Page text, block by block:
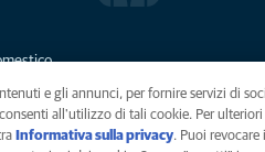
e gli annunci, per fornire servizi di
all'utilizzo di tali cookie. Per
tab)
Informativa sulla privacy(opens in a
. Puoi